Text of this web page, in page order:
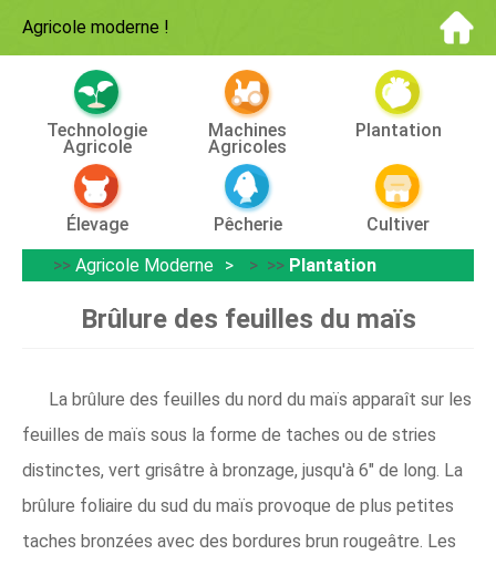
Agricole moderne !
Technologie
Agricole
Machines
Agricoles
Plantation
Élevage Pêcherie
Cultiver
>> Agricole Moderne > >> Plantation
Brûlure des feuilles du maïs
La brûlure des feuilles du nord du maïs apparaît sur les
feuilles de maïs sous la forme de taches ou de stries
distinctes, vert grisâtre à bronzage, jusqu'à 6″ de long. La
brûlure foliaire du sud du maïs provoque de plus petites
taches bronzées avec des bordures brun rougeâtre. Les